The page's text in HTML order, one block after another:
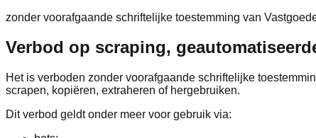
zonder voorafgaande schriftelijke toestemming van
Verbod op scraping,
Het is verboden zonder voorafgaande schriftelijke
scrapen, kopiëren, extraheren of hergebruiken.
Dit verbod geldt onder meer voor gebruik via: